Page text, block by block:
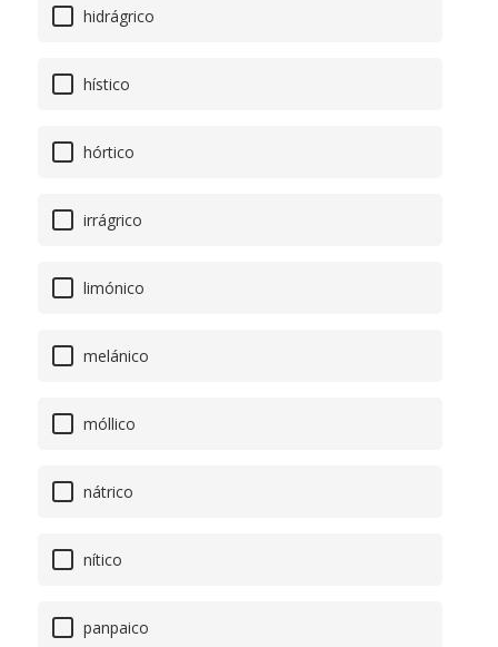
hidrágrico
hístico
hórtico
irrágrico
limónico
melánico
móllico
nátrico
nítico
panpaico